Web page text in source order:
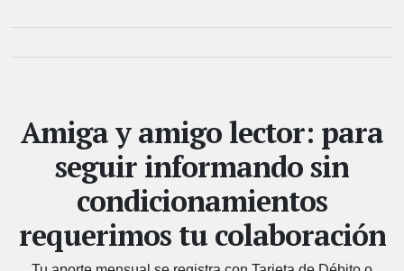
Amiga y amigo lector: para
seguir informando sin
condicionamientos
requerimos tu colaboración